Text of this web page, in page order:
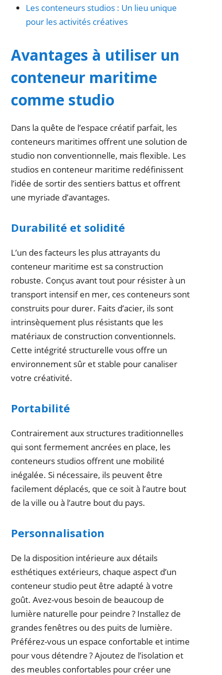
Les conteneurs studios : Un lieu unique
pour les activités créatives
Avantages à utiliser un
conteneur maritime
comme studio
Dans la quête de l’espace créatif parfait, les
conteneurs maritimes offrent une solution de
studio non conventionnelle, mais flexible. Les
studios en conteneur maritime redéfinissent
l’idée de sortir des sentiers battus et offrent
une myriade d’avantages.
Durabilité et solidité
L’un des facteurs les plus attrayants du
conteneur maritime est sa construction
robuste. Conçus avant tout pour résister à un
transport intensif en mer, ces conteneurs sont
construits pour durer. Faits d’acier, ils sont
intrinsèquement plus résistants que les
matériaux de construction conventionnels.
Cette intégrité structurelle vous offre un
environnement sûr et stable pour canaliser
votre créativité.
Portabilité
Contrairement aux structures traditionnelles
qui sont fermement ancrées en place, les
conteneurs studios offrent une mobilité
inégalée. Si nécessaire, ils peuvent être
facilement déplacés, que ce soit à l’autre bout
de la ville ou à l’autre bout du pays.
Personnalisation
De la disposition intérieure aux détails
esthétiques extérieurs, chaque aspect d’un
conteneur studio peut être adapté à votre
goût. Avez-vous besoin de beaucoup de
lumière naturelle pour peindre ? Installez de
grandes fenêtres ou des puits de lumière.
Préférez-vous un espace confortable et intime
pour vous détendre ? Ajoutez de l’isolation et
des meubles confortables pour créer une